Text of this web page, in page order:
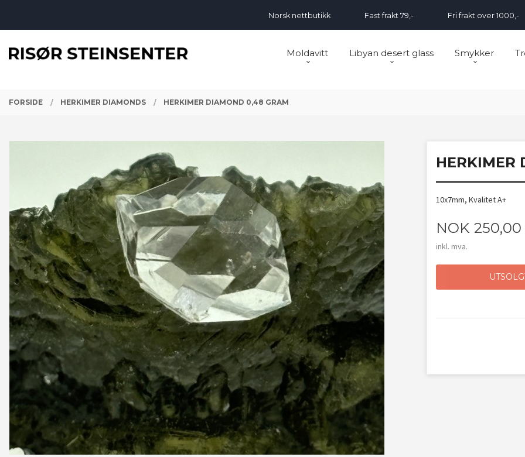
Norsk nettbutikk Fast frakt 79,- Fri frakt over 1000,-
Moldavitt Libyan desert glass Smykker
FORSIDE HERKIMER DIAMONDS HERKIMER DIAMOND 0,48 GRAM
HERKIMER
10x7mm, Kvalitet A+
Pris
NOK 250,00
inkl. mva.